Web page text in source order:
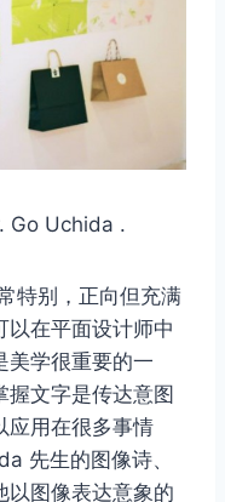
Go Uchida .
特别，正向但充满
以在平面设计师中
美学很重要的一
握文字是传达意图
应用在很多事情
先生的图像诗、
以图像表达意象的